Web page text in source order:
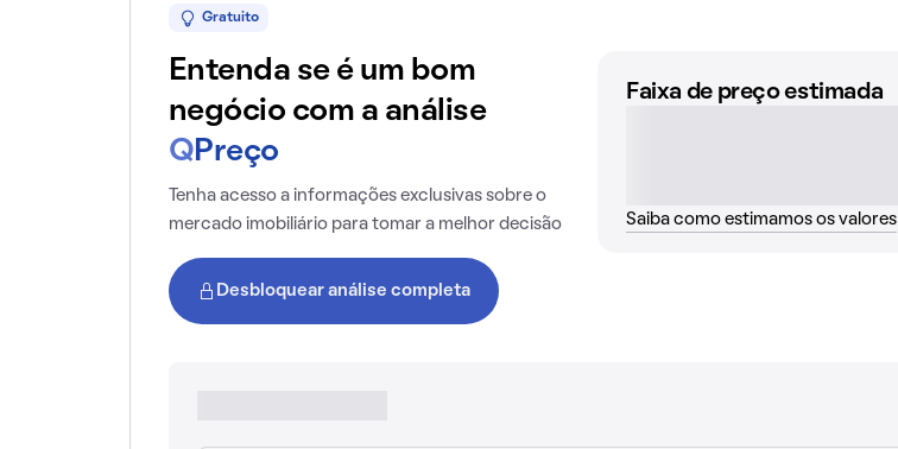
Gratuito
Entenda se é um bom
negócio com a análise
Q Preço
Tenha acesso a informações exclusivas sobre o
mercado imobiliário para tomar a melhor decisão
Desbloquear análise completa
Faixa de preço estimada
Saiba como estimamos os valores